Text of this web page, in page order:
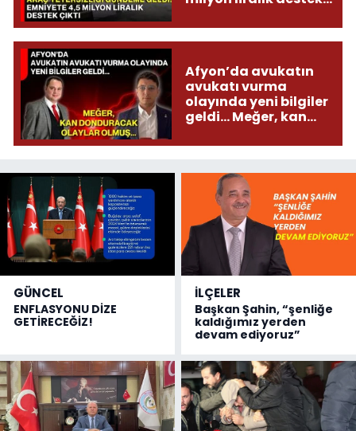
Afyon’da avukatın
avukatı vurma
olayında yeni bilgiler
geldi... Meğer, kan
olmuş...
GÜNCEL
ENFLASYONU DİZE
GETİRECEĞİZ!
İLÇELER
Başkan Şahin, “şenliğe
kaldığımız yerden
devam ediyoruz”